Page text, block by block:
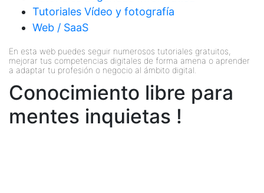
Tutoriales Vídeo y fotografía
Web / SaaS
En esta web puedes seguir numerosos tutoriales gratuitos,
mejorar tus competencias digitales de forma amena o aprender
a adaptar tu profesión o negocio al ámbito digital.
Conocimiento libre para
mentes inquietas !